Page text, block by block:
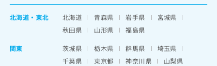
北海道 ・ 東北 北海道 青森県 岩手県
宮城県
秋田県
山形県
福島県
関東
茨城県 栃木県 群馬県
埼玉県
千葉県
東京都 神奈川県
山梨県